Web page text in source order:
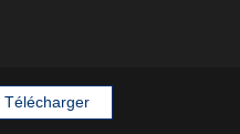
Télécharger